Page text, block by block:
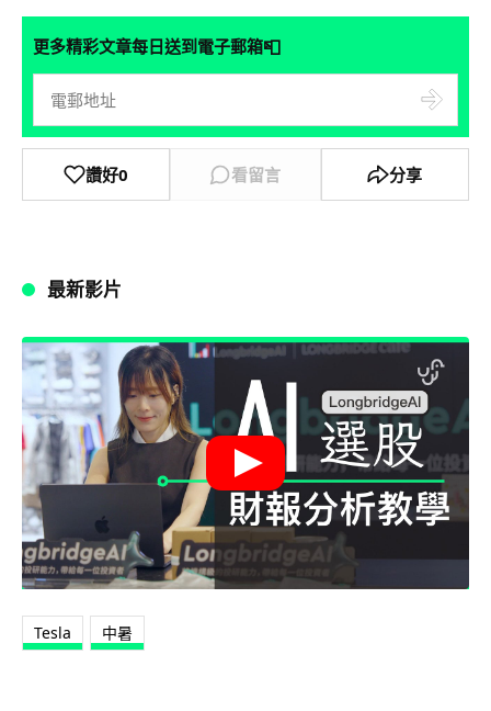
更多精彩文章每日送到電子郵箱📮
讚好0 看留言 分享
最新影片
Tesla 中暑